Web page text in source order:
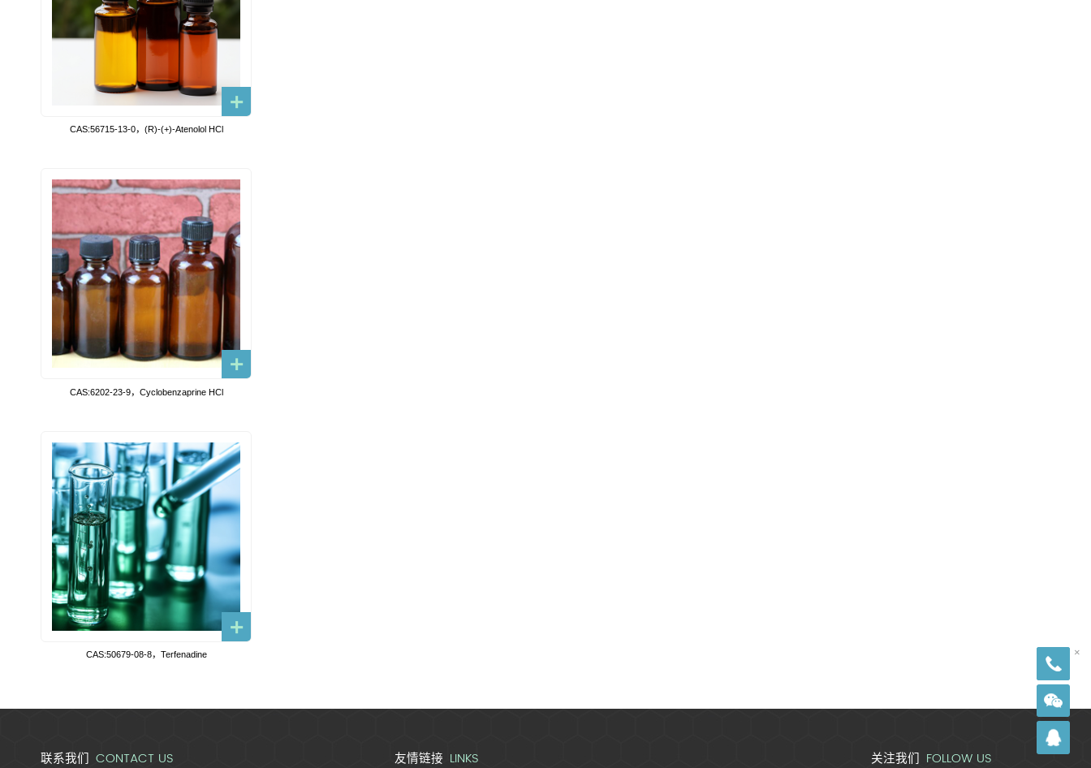
CAS:56715-13-0，(R)-(+)-Atenolol HCl
CAS:6202-23-9，Cyclobenzaprine HCl
CAS:50679-08-8，Terfenadine
联系我们 CONTACT US 友情链接 LINKS 关注我们 FOLLOW US
×